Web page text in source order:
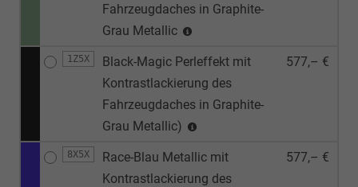
Fahrzeugdaches in Graphite-
Grau Metallic
1Z5X
Black-Magic Perleffekt mit
Kontrastlackierung des
Fahrzeugdaches in Graphite-
Grau Metallic)
577,– €
8X5X
Race-Blau Metallic mit
Kontrastlackierung des
577,– €